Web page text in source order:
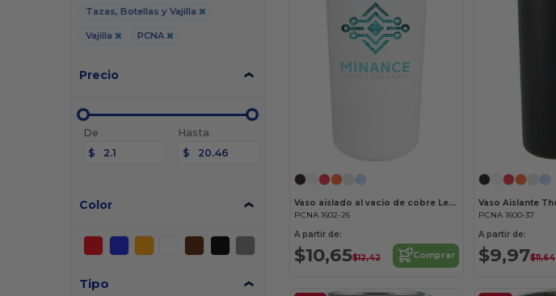
Tazas, Botellas y Vajilla
Vajilla PCNA
Precio
De
$
Hasta
$
Color
Tipo
Vaso aislado al vacío de cobre Leeston 24oz
PCNA 1602-26
A partir de:
$10,65$12,42 Comprar
PCNA 1600-37
A partir de:
$9,97$11,64